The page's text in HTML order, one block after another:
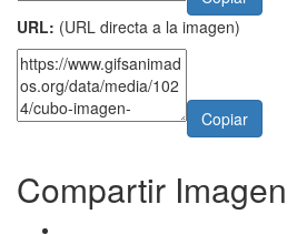
URL: (URL directa a la imagen)
Copiar
Compartir Imagen